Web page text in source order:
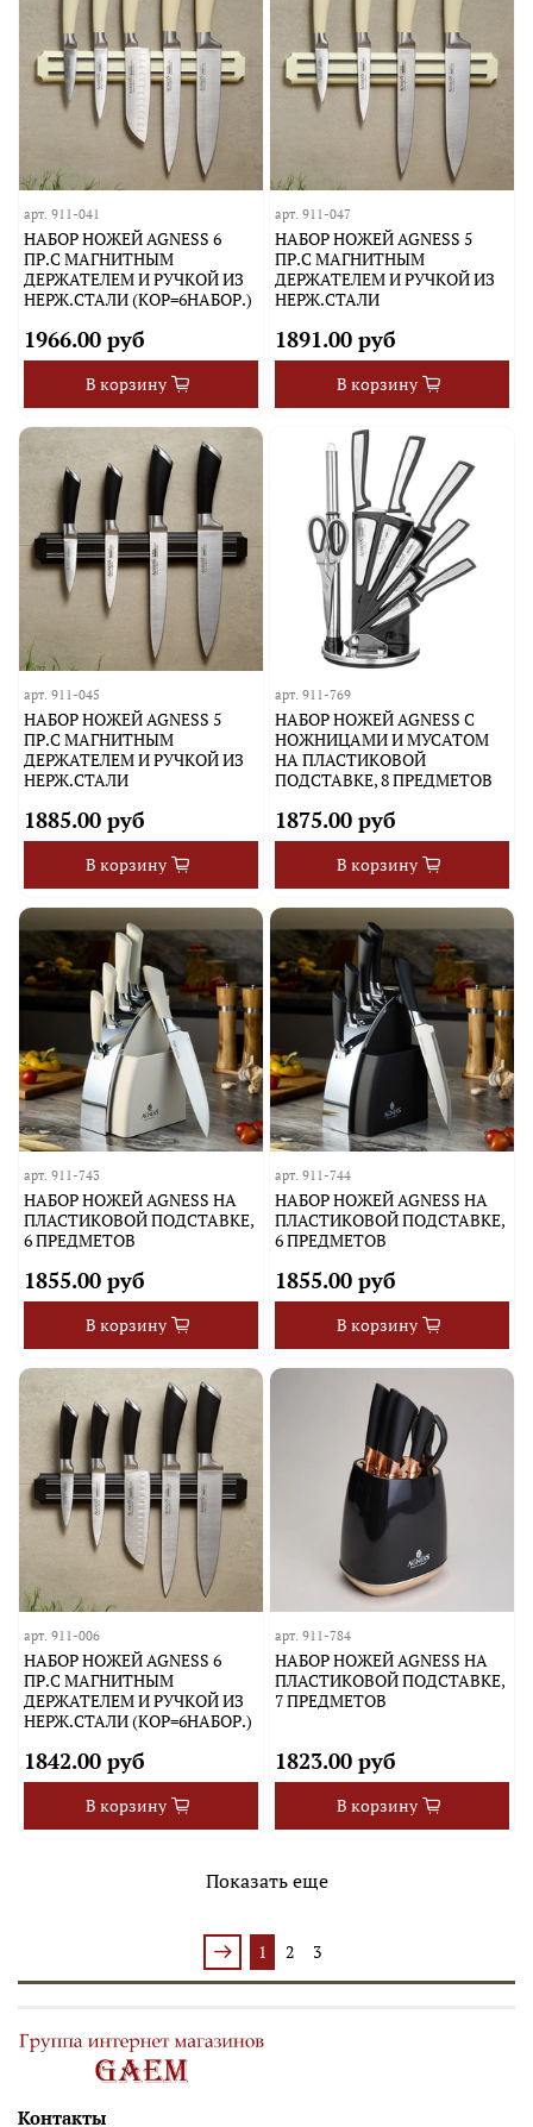
арт.911-041
НАБОР НОЖЕЙ AGNESS 6
ПР.С МАГНИТНЫМ
ДЕРЖАТЕЛЕМ И РУЧКОЙ ИЗ
НЕРЖ.СТАЛИ (КОР=6НАБОР.)
1966.00 руб
В корзину
арт. 911-047
НАБОР НОЖЕЙ AGNESS 5
ПР.С МАГНИТНЫМ
ДЕРЖАТЕЛЕМ И РУЧКОЙ ИЗ
НЕРЖ.СТАЛИ
1891.00 руб
В корзину
арт.911-045
НАБОР НОЖЕЙ AGNESS 5
ПР.С МАГНИТНЫМ
ДЕРЖАТЕЛЕМ И РУЧКОЙ ИЗ
НЕРЖ.СТАЛИ
1885.00 руб
В корзину
арт. 911-769
НАБОР НОЖЕЙ AGNESS С
НОЖНИЦАМИ И МУСАТОМ
НА ПЛАСТИКОВОЙ
ПОДСТАВКЕ, 8 ПРЕДМЕТОВ
1875.00 руб
В корзину
арт.911-743
НАБОР НОЖЕЙ AGNESS НА
ПЛАСТИКОВОЙ ПОДСТАВКЕ,
6 ПРЕДМЕТОВ
1855.00 руб
В корзину
арт. 911-744
НАБОР НОЖЕЙ AGNESS НА
ПЛАСТИКОВОЙ ПОДСТАВКЕ,
6 ПРЕДМЕТОВ
1855.00 руб
В корзину
арт.911-006
НАБОР НОЖЕЙ AGNESS 6
ПР.С МАГНИТНЫМ
ДЕРЖАТЕЛЕМ И РУЧКОЙ ИЗ
НЕРЖ.СТАЛИ (КОР=6НАБОР.)
1842.00 руб
В корзину
арт. 911-784
НАБОР НОЖЕЙ AGNESS НА
ПЛАСТИКОВОЙ ПОДСТАВКЕ,
7 ПРЕДМЕТОВ
1823.00 руб
В корзину
Показать еще
1 2 3
Контакты